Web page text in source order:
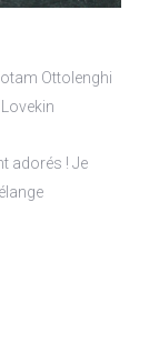
Ottolenghi
adorés ! Je